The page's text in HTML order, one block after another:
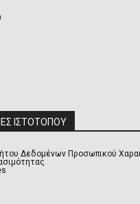
ΙΣΤΟΤΟΠΟΥ
Δεδομένων Προσωπικού